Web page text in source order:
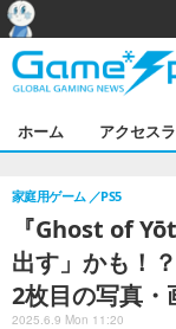
ホーム アクセス
『Ghost of
出す」かも！
2枚目の写真・
家庭用ゲーム PS5
2025.6.9 Mon 11:20